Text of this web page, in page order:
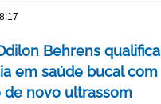
Behrens qualifica
em saúde bucal com
de novo ultrassom